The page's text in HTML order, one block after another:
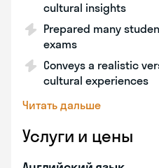
cultural insights
Prepared many
exams
Conveys a realistic
cultural experiences
Читать дальше
Услуги и цены